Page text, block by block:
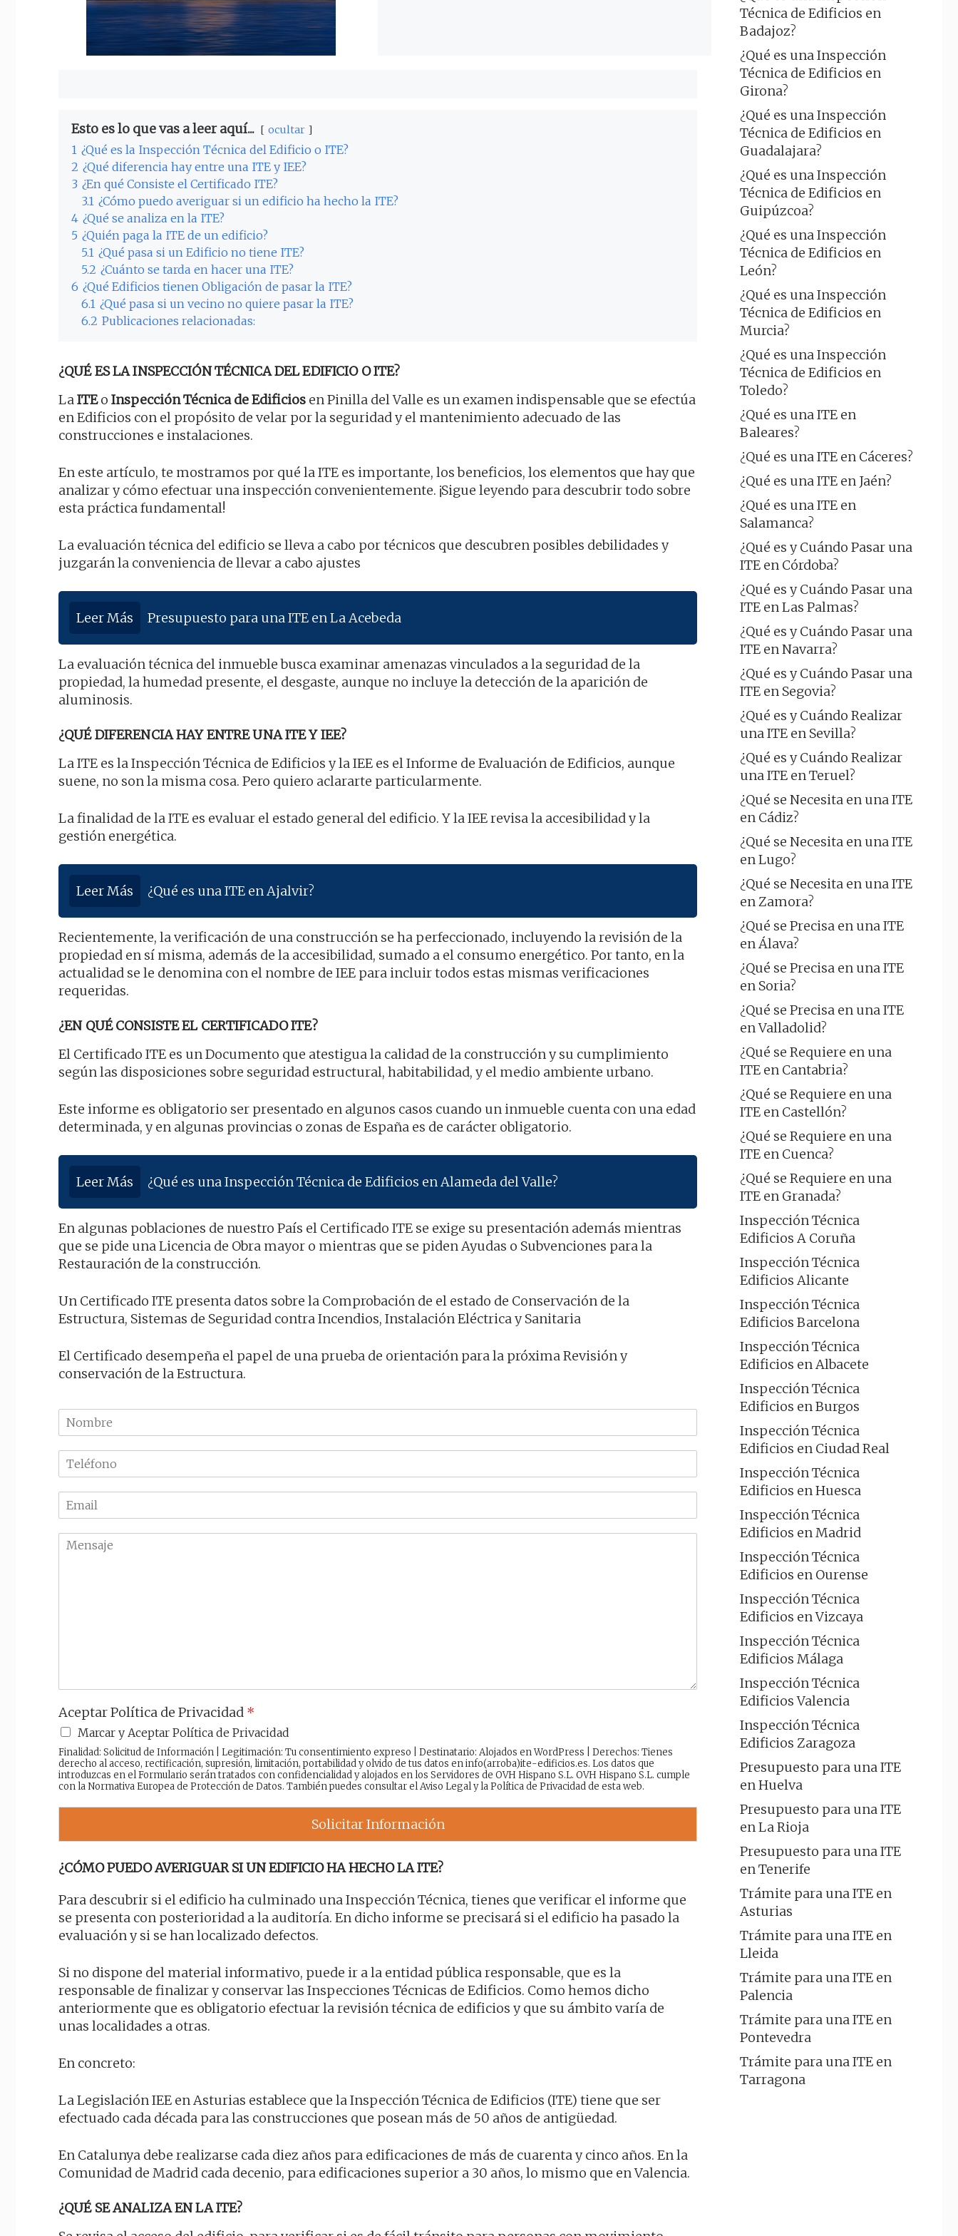
Esto es lo que vas a leer aquí... ocultar
1 ¿Qué es la Inspección Técnica del Edificio o ITE?
2 ¿Qué diferencia hay entre una ITE y IEE?
3 ¿En qué Consiste el Certificado ITE?
3.1 ¿Cómo puedo averiguar si un edificio ha hecho la ITE?
4 ¿Qué se analiza en la ITE?
5 ¿Quién paga la ITE de un edificio?
5.1 ¿Qué pasa si un Edificio no tiene ITE?
5.2 ¿Cuánto se tarda en hacer una ITE?
6 ¿Qué Edificios tienen Obligación de pasar la ITE?
6.1 ¿Qué pasa si un vecino no quiere pasar la ITE?
6.2 Publicaciones relacionadas:
¿QUÉ ES LA INSPECCIÓN TÉCNICA DEL EDIFICIO O ITE?
LaITEo Inspección Técnica de Edificios en Pinilla del Valle es un examen indispensable que se efectúa
en Edificios con el propósito de velar por la seguridad y el mantenimiento adecuado de las
construcciones e instalaciones.
En este artículo, te mostramos por qué la ITE es importante, los beneficios, los elementos que hay que
analizar y cómo efectuar una inspección convenientemente. ¡Sigue leyendo para descubrir todo sobre
esta práctica fundamental!
La evaluación técnica del edificio se lleva a cabo por técnicos que descubren posibles debilidades y
juzgarán la conveniencia de llevar a cabo ajustes
Leer Más Presupuesto para una ITE en La Acebeda
La evaluación técnica del inmueble busca examinar amenazas vinculados a la seguridad de la
propiedad, la humedad presente, el desgaste, aunque no incluye la detección de la aparición de
aluminosis.
¿QUÉ DIFERENCIA HAY ENTRE UNA ITE Y IEE?
La ITE es la Inspección Técnica de Edificios y la IEE es el Informe de Evaluación de Edificios, aunque
suene, no son la misma cosa. Pero quiero aclararte particularmente.
La finalidad de la ITE es evaluar el estado general del edificio. Y la IEE revisa la accesibilidad y la
gestión energética.
Leer Más ¿Qué es una ITE en Ajalvir?
Recientemente, la verificación de una construcción se ha perfeccionado, incluyendo la revisión de la
propiedad en sí misma, además de la accesibilidad, sumado a el consumo energético. Por tanto, en la
actualidad se le denomina con el nombre de IEE para incluir todos estas mismas verificaciones
requeridas.
¿EN QUÉ CONSISTE EL CERTIFICADO ITE?
El Certificado ITE es un Documento que atestigua la calidad de la construcción y su cumplimiento
según las disposiciones sobre seguridad estructural, habitabilidad, y el medio ambiente urbano.
Este informe es obligatorio ser presentado en algunos casos cuando un inmueble cuenta con una edad
determinada, y en algunas provincias o zonas de España es de carácter obligatorio.
Leer Más ¿Qué es una Inspección Técnica de Edificios en Alameda del Valle?
En algunas poblaciones de nuestro País el Certificado ITE se exige su presentación además mientras
que se pide una Licencia de Obra mayor o mientras que se piden Ayudas o Subvenciones para la
Restauración de la construcción.
Un Certificado ITE presenta datos sobre la Comprobación de el estado de Conservación de la
Estructura, Sistemas de Seguridad contra Incendios, Instalación Eléctrica y Sanitaria
El Certificado desempeña el papel de una prueba de orientación para la próxima Revisión y
conservación de la Estructura.
N
o
m
r
e
l
f
m
a
M
Aceptar Política de Privacidad *
Marcar y Aceptar Política de Privacidad
Finalidad: Solicitud de Información | Legitimación: Tu consentimiento expreso | Destinatario: Alojados en WordPress | Derechos: Tienes
derecho al acceso, rectificación, supresión, limitación, portabilidad y olvido de tus datos en info(arroba)ite-edificios.es. Los datos que
introduzcas en el Formulario serán tratados con confidencialidad y alojados en los Servidores de OVH Hispano S.L. OVH Hispano S.L. cumple
con la Normativa Europea de Protección de Datos. También puedes consultar elAviso Legaly laPolítica de Privacidadde esta web.
Solicitar Información
¿CÓMO PUEDO AVERIGUAR SI UN EDIFICIO HA HECHO LA ITE?
Para descubrir si el edificio ha culminado una Inspección Técnica, tienes que verificar el informe que
se presenta con posterioridad a la auditoría. En dicho informe se precisará si el edificio ha pasado la
evaluación y si se han localizado defectos.
Si no dispone del material informativo, puede ir a la entidad pública responsable, que es la
responsable de finalizar y conservar las Inspecciones Técnicas de Edificios. Como hemos dicho
anteriormente que es obligatorio efectuar la revisión técnica de edificios y que su ámbito varía de
unas localidades a otras.
En concreto:
La Legislación IEE en Asturias establece que la Inspección Técnica de Edificios (ITE) tiene que ser
efectuado cada década para las construcciones que posean más de 50 años de antigüedad.
En Catalunya debe realizarse cada diez años para edificaciones de más de cuarenta y cinco años. En la
Comunidad de Madrid cada decenio, para edificaciones superior a 30 años, lo mismo que en Valencia.
¿QUÉ SE ANALIZA EN LA ITE?
Técnica de Edificios en
Badajoz?
¿Qué es una Inspección
Técnica de Edificios en
Girona?
¿Qué es una Inspección
Técnica de Edificios en
Guadalajara?
¿Qué es una Inspección
Técnica de Edificios en
Guipúzcoa?
¿Qué es una Inspección
Técnica de Edificios en
León?
¿Qué es una Inspección
Técnica de Edificios en
Murcia?
¿Qué es una Inspección
Técnica de Edificios en
Toledo?
¿Qué es una ITE en
Baleares?
¿Qué es una ITE en Cáceres?
¿Qué es una ITE en Jaén?
¿Qué es una ITE en
Salamanca?
¿Qué es y Cuándo Pasar una
ITE en Córdoba?
¿Qué es y Cuándo Pasar una
ITE en Las Palmas?
¿Qué es y Cuándo Pasar una
ITE en Navarra?
¿Qué es y Cuándo Pasar una
ITE en Segovia?
¿Qué es y Cuándo Realizar
una ITE en Sevilla?
¿Qué es y Cuándo Realizar
una ITE en Teruel?
¿Qué se Necesita en una ITE
en Cádiz?
¿Qué se Necesita en una ITE
en Lugo?
¿Qué se Necesita en una ITE
en Zamora?
¿Qué se Precisa en una ITE
en Álava?
¿Qué se Precisa en una ITE
en Soria?
¿Qué se Precisa en una ITE
en Valladolid?
¿Qué se Requiere en una
ITE en Cantabria?
¿Qué se Requiere en una
ITE en Castellón?
¿Qué se Requiere en una
ITE en Cuenca?
¿Qué se Requiere en una
ITE en Granada?
Inspección Técnica
Edificios A Coruña
Inspección Técnica
Edificios Alicante
Inspección Técnica
Edificios Barcelona
Inspección Técnica
Edificios en Albacete
Inspección Técnica
Edificios en Burgos
Inspección Técnica
Edificios en Ciudad Real
Inspección Técnica
Edificios en Huesca
Inspección Técnica
Edificios en Madrid
Inspección Técnica
Edificios en Ourense
Inspección Técnica
Edificios en Vizcaya
Inspección Técnica
Edificios Málaga
Inspección Técnica
Edificios Valencia
Inspección Técnica
Edificios Zaragoza
Presupuesto para una ITE
en Huelva
Presupuesto para una ITE
en La Rioja
Presupuesto para una ITE
en Tenerife
Trámite para una ITE en
Asturias
Trámite para una ITE en
Lleida
Trámite para una ITE en
Palencia
Trámite para una ITE en
Pontevedra
Trámite para una ITE en
Tarragona